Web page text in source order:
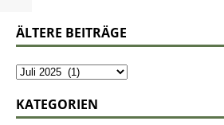
ÄLTERE BEITRÄGE
KATEGORIEN